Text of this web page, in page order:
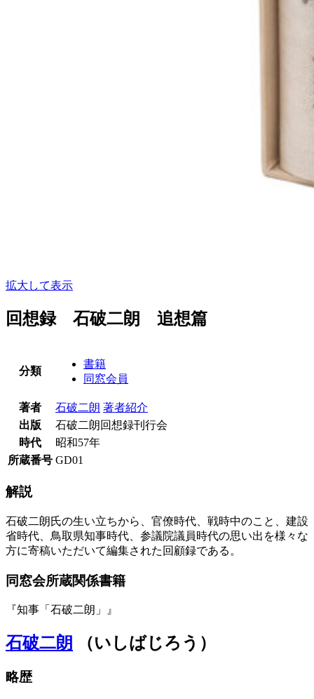
拡大して表示
回想録 石破二朗 追想篇
分類
書籍
同窓会員
著者 石破二朗 著者紹介
出版
石破二朗回想録刊行会
時代
昭和57年
所蔵番号 GD01
解説
石破二朗氏の生い立ちから、官僚時代、戦時中のこと、建設
省時代、鳥取県知事時代、参議院議員時代の思い出を様々な
方に寄稿いただいて編集された回顧録である。
同窓会所蔵関係書籍
『知事「石破二朗」』
石破二朗 （いしばじろう）
略歴